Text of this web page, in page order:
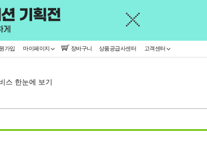
가입 마이페이지 장바구니 상품공급사센터 고객센터
스 한눈에 보기